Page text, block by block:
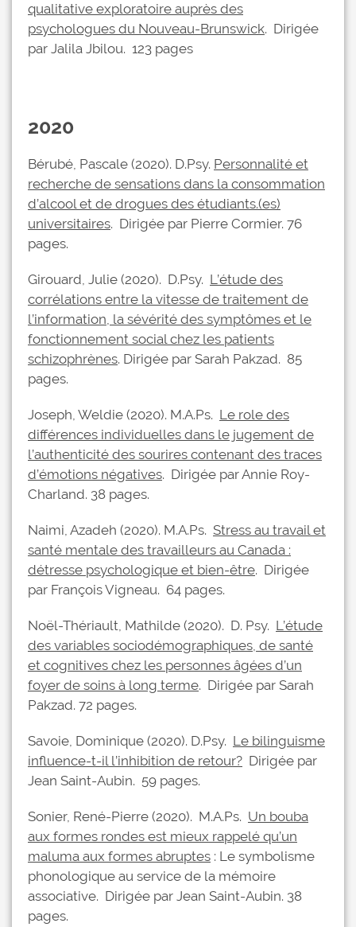
qualitative exploratoire auprès des
psychologues du Nouveau-Brunswick. Dirigée
par Jalila Jbilou. 123 pages
2020
Bérubé, Pascale (2020). D.Psy. Personnalité et
recherche de sensations dans la consommation
d’alcool et de drogues des étudiants.(es)
universitaires. Dirigée par Pierre Cormier. 76
pages.
Girouard, Julie (2020). D.Psy. L’étude des
corrélations entre la vitesse de traitement de
l’information, la sévérité des symptômes et le
fonctionnement social chez les patients
schizophrènes. Dirigée par Sarah Pakzad. 85
pages.
Joseph, Weldie (2020). M.A.Ps. Le role des
différences individuelles dans le jugement de
l’authenticité des sourires contenant des traces
d’émotions négatives. Dirigée par Annie Roy-
Charland. 38 pages.
Naimi, Azadeh (2020). M.A.Ps. Stress au travail et
santé mentale des travailleurs au Canada :
détresse psychologique et bien-être. Dirigée
par François Vigneau. 64 pages.
Noël-Thériault, Mathilde (2020). D. Psy. L’étude
des variables sociodémographiques, de santé
et cognitives chez les personnes âgées d’un
foyer de soins à long terme. Dirigée par Sarah
Pakzad. 72 pages.
Savoie, Dominique (2020). D.Psy. Le bilinguisme
influence-t-il l’inhibition de retour? Dirigée par
Jean Saint-Aubin. 59 pages.
Sonier, René-Pierre (2020). M.A.Ps. Un bouba
aux formes rondes est mieux rappelé qu’un
maluma aux formes abruptes : Le symbolisme
phonologique au service de la mémoire
associative. Dirigée par Jean Saint-Aubin. 38
pages.